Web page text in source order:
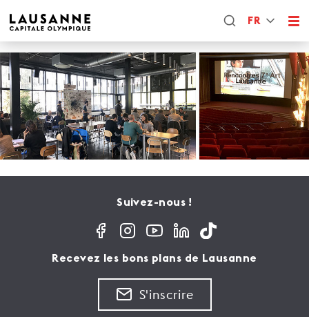
FR
Suivez-nous !
Recevez les bons plans de Lausanne
S'inscrire